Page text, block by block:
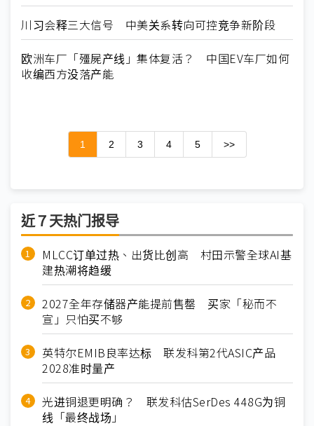
川习会释三大信号 中美关系转向可控竞争新阶段
欧洲车厂「殭屍产线」集体复活？ 中国EV车厂如何
收编西方没落产能
1 2 3 4 5 >>
近７天热门报导
MLCC订单过热、出货比创高 村田示警全球AI基
建热潮将趋缓
2027全年存储器产能提前售罄 买家「秘而不
宣」只怕买不够
英特尔EMIB良率达标 联发科第2代ASIC产品
2028准时量产
光进铜退更明确？ 联发科估SerDes 448G为铜
线「最终战场」